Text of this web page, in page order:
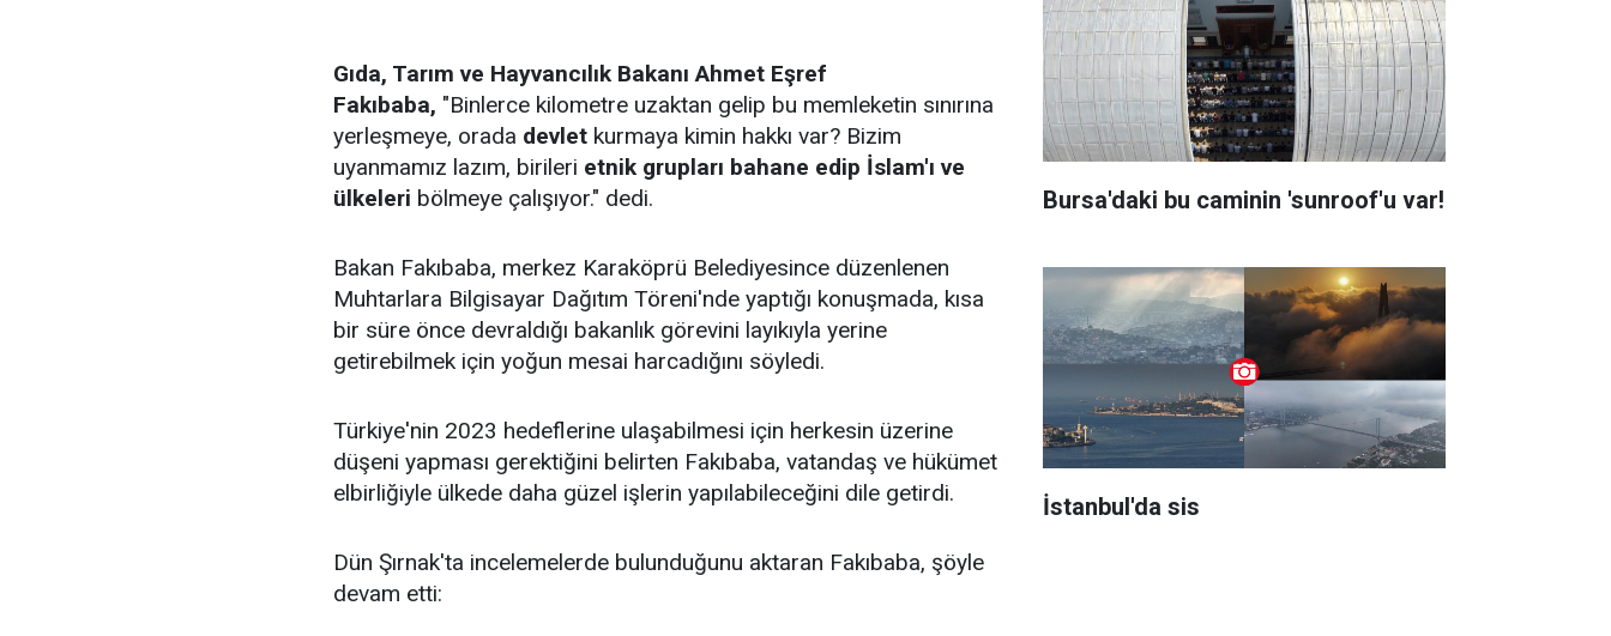
Gıda, Tarım ve Hayvancılık Bakanı Ahmet Eşref
Fakıbaba, "Binlerce kilometre uzaktan gelip bu memleketin sınırına
yerleşmeye, orada devlet kurmaya kimin hakkı var? Bizim
uyanmamız lazım, birileri etnik grupları bahane edip İslam'ı ve
ülkeleri bölmeye çalışıyor." dedi.
Bakan Fakıbaba, merkez Karaköprü Belediyesince düzenlenen
Muhtarlara Bilgisayar Dağıtım Töreni'nde yaptığı konuşmada, kısa
bir süre önce devraldığı bakanlık görevini layıkıyla yerine
getirebilmek için yoğun mesai harcadığını söyledi.
Türkiye'nin 2023 hedeflerine ulaşabilmesi için herkesin üzerine
düşeni yapması gerektiğini belirten Fakıbaba, vatandaş ve hükümet
elbirliğiyle ülkede daha güzel işlerin yapılabileceğini dile getirdi.
Dün Şırnak'ta incelemelerde bulunduğunu aktaran Fakıbaba, şöyle
devam etti:
Bursa'daki bu caminin 'sunroof'u var!
İstanbul'da sis